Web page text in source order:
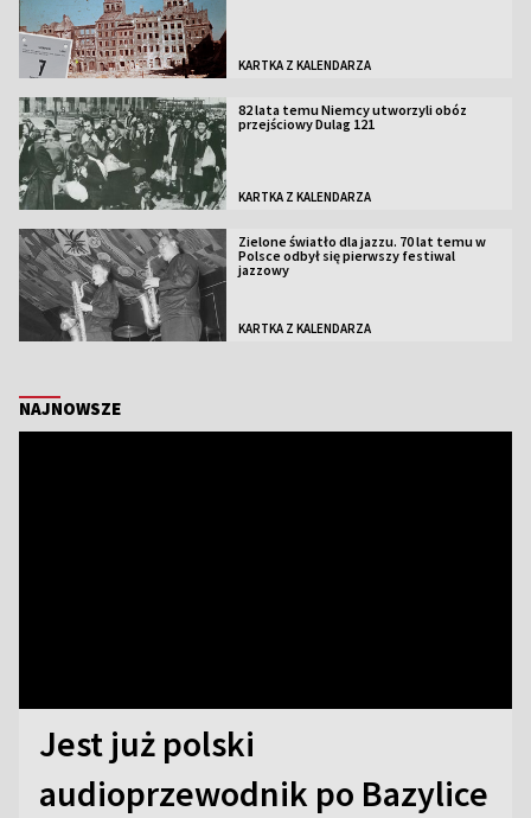
KARTKA Z KALENDARZA
82 lata temu Niemcy utworzyli obóz
przejściowy Dulag 121
KARTKA Z KALENDARZA
Zielone światło dla jazzu. 70 lat temu w
Polsce odbył się pierwszy festiwal
jazzowy
KARTKA Z KALENDARZA
NAJNOWSZE
Jest już polski
audioprzewodnik po Bazylice